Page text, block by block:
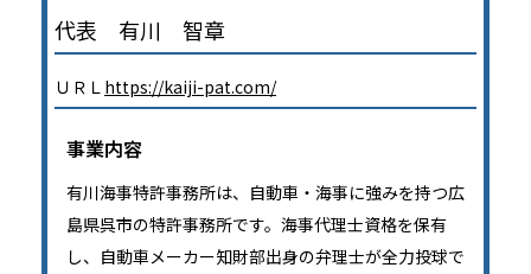
代表 有川 智章
ＵＲＬ https://kaiji-pat.com/
事業内容
有川海事特許事務所は、自動車・海事に強みを持つ広
島県呉市の特許事務所です。海事代理士資格を保有
し、自動車メーカー知財部出身の弁理士が全力投球で